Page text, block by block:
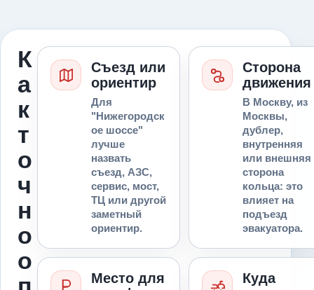
К
а
к
т
о
ч
н
о
о
Съезд или
ориентир
Для
"Нижегородск
ое шоссе"
лучше
назвать
съезд, АЗС,
сервис, мост,
ТЦ или другой
заметный
ориентир.
Сторона
движения
В Москву, из
Москвы,
дублер,
внутренняя
или внешняя
сторона
кольца: это
влияет на
подъезд
эвакуатора.
Место для
Куда